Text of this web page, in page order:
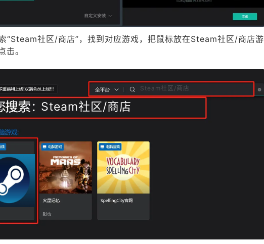
“Steam社区/商店”，找到对应游戏，把鼠标放在Steam社区/商店游
击。
Steam社区/商店
Steam社区/商店